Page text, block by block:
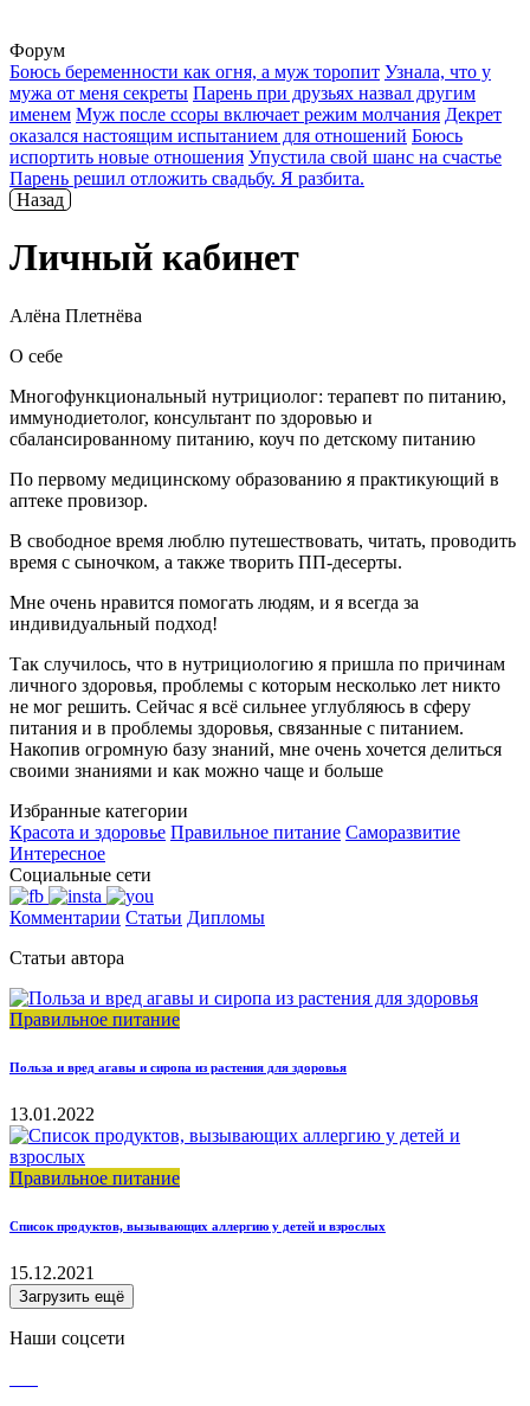
Форум
Боюсь беременности как огня, а муж торопит Узнала, что у
мужа от меня секреты Парень при друзьях назвал другим
именем Муж после ссоры включает режим молчания Декрет
оказался настоящим испытанием для отношений Боюсь
испортить новые отношения Упустила свой шанс на счастье
Парень решил отложить свадьбу. Я разбита.
Назад
Личный кабинет
Алёна Плетнёва
О себе
Многофункциональный нутрициолог: терапевт по питанию,
иммунодиетолог, консультант по здоровью и
сбалансированному питанию, коуч по детскому питанию
По первому медицинскому образованию я практикующий в
аптеке провизор.
В свободное время люблю путешествовать, читать, проводить
время с сыночком, а также творить ПП-десерты.
Мне очень нравится помогать людям, и я всегда за
индивидуальный подход!
Так случилось, что в нутрициологию я пришла по причинам
личного здоровья, проблемы с которым несколько лет никто
не мог решить. Сейчас я всё сильнее углубляюсь в сферу
питания и в проблемы здоровья, связанные с питанием.
Накопив огромную базу знаний, мне очень хочется делиться
своими знаниями и как можно чаще и больше
Избранные категории
Красота и здоровье Правильное питание Саморазвитие
Интересное
Социальные сети
Комментарии Статьи Дипломы
Статьи автора
Правильное питание
Польза и вред агавы и сиропа из растения для здоровья
13.01.2022
Правильное питание
Список продуктов, вызывающих аллергию у детей и взрослых
15.12.2021
Загрузить ещё
Наши соцсети